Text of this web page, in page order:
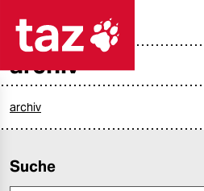
politik
archiv
archiv
Suche